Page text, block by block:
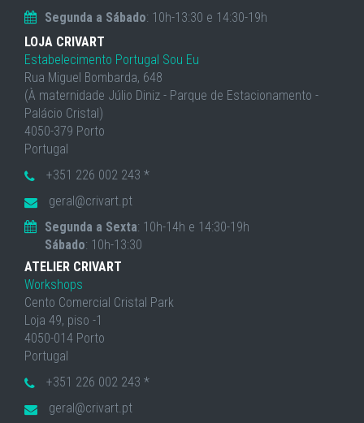
Segunda a Sábado: 10h-13:30 e 14:30-19h
LOJA CRIVART
Estabelecimento Portugal Sou Eu
Rua Miguel Bombarda, 648
(À maternidade Júlio Diniz - Parque de Estacionamento -
Palácio Cristal)
4050-379 Porto
Portugal
+351 226 002 243 *
geral@crivart.pt
Segunda a Sexta: 10h-14h e 14:30-19h
Sábado: 10h-13:30
ATELIER CRIVART
Workshops
Cento Comercial Cristal Park
Loja 49, piso -1
4050-014 Porto
Portugal
+351 226 002 243 *
geral@crivart.pt